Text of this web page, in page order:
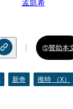
孟凱希
贊助本
新奇 推特 （X）